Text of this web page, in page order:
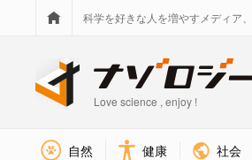
科学を好きな人を増やすメディア
Love science , enjoy !
自然 健康 社会